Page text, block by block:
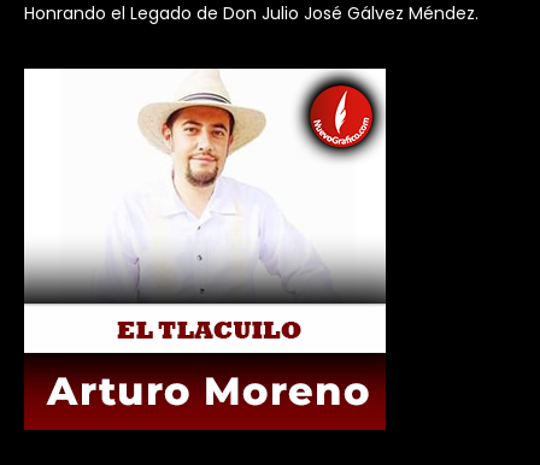
Honrando el Legado de Don Julio José Gálvez Méndez.